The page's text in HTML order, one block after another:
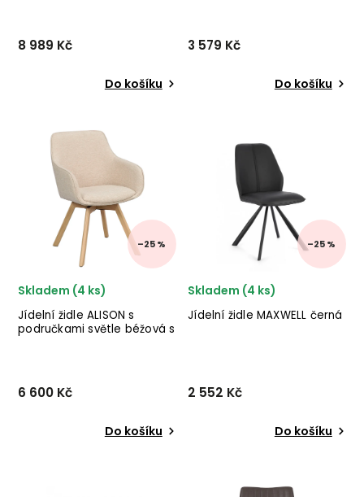
8 989 Kč
Do košíku
nádherného nábytku
BLOOMINGVILLE v hnědém provedení
teakového dřeva a kůže.
✅ krásný nábytek ✅ kvalitní
materiály ✅ nejniž...
3 579 Kč
Do košíku
v
provedení světle zeleného
sametu a černých kovových
nohou. ✅ krásný nábytek
✅ kvalitní materiál...
–25 %
Jídelní židle ALISON s
područkami světle béžová s
Skladem (4 ks)
6 600 Kč
Do košíku
–25 %
Jídelní židle MAXWELL černá
Skladem (4 ks)
2 552 Kč
Do košíku